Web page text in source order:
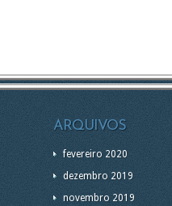
ARQUIVOS
fevereiro 2020
dezembro 2019
novembro 2019